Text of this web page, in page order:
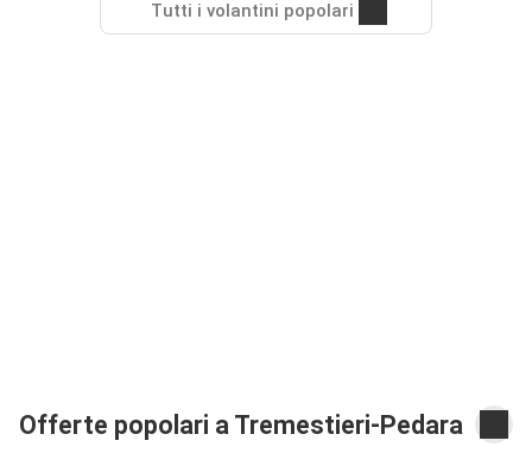
Tutti i volantini popolari
Offerte popolari a Tremestieri-Pedara